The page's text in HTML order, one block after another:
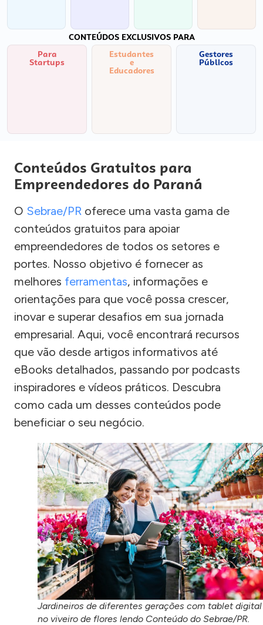
CONTEÚDOS EXCLUSIVOS PARA
Para
Startups
Estudantes
e
Educadores
Gestores
Públicos
Conteúdos Gratuitos para
Empreendedores do Paraná
O Sebrae/PR oferece uma vasta gama de
conteúdos gratuitos para apoiar
empreendedores de todos os setores e
portes. Nosso objetivo é fornecer as
melhores ferramentas, informações e
orientações para que você possa crescer,
inovar e superar desafios em sua jornada
empresarial. Aqui, você encontrará recursos
que vão desde artigos informativos até
eBooks detalhados, passando por podcasts
inspiradores e vídeos práticos. Descubra
como cada um desses conteúdos pode
beneficiar o seu negócio.
Jardineiros de diferentes gerações com tablet digital
no viveiro de flores lendo Conteúdo do Sebrae/PR.